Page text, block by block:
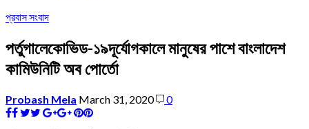
প্রবাস সংবাদ
পর্তুগালেকোভিড-১৯দূর্যোগকালে মানুষের পাশে বাংলাদেশ
কামিউনিটি অব পোর্তো
Probash Mela March 31, 2020 0